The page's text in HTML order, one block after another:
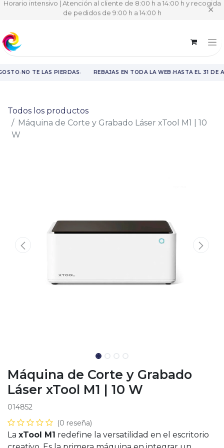
Horario intensivo | Atención al cliente de 8:00 h a 14:00 h y recogida
de pedidos de 9:00 h a 14:00 h
✕
·NO TE LAS PIERDAS· REBAJAS EN TODA LA WEB·HASTA EL 31 DE
Todos los productos
Máquina de Corte y Grabado Láser xTool M1 | 10
W
Máquina de Corte y Grabado
Láser xTool M1 | 10 W
014852
(0 reseña)
La xTool M1 redefine la versatilidad en el escritorio